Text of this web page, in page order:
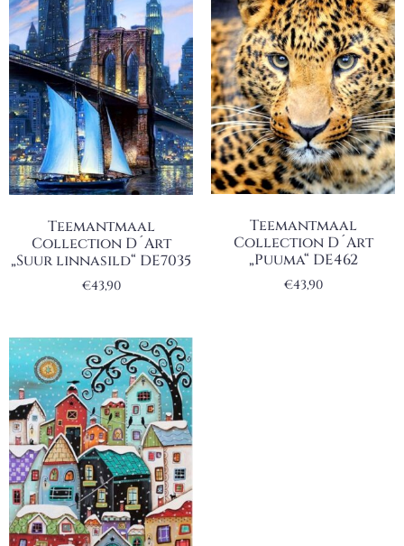
Teemantmaal
Collection D´Art
„Suur linnasild“ DE7035
€43,90
Teemantmaal
Collection D´Art
„Puuma“ DE462
€43,90